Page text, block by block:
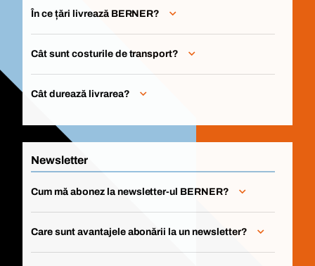
În ce țări livrează BERNER?
Cât sunt costurile de transport?
Cât durează livrarea?
Newsletter
Cum mă abonez la newsletter-ul BERNER?
Care sunt avantajele abonării la un newsletter?